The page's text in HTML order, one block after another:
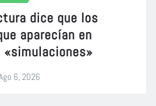
dice que los
aparecían en
«simulaciones»
6, 2026